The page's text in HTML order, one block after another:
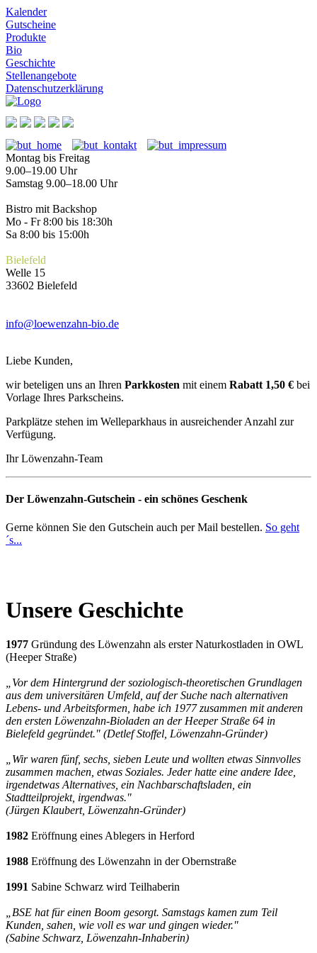
Kalender
Gutscheine
Produkte
Bio
Geschichte
Stellenangebote
Datenschutzerklärung
Montag bis Freitag
9.00–19.00 Uhr
Samstag 9.00–18.00 Uhr
Bistro mit Backshop
Mo - Fr 8:00 bis 18:30h
Sa 8:00 bis 15:00h
Bielefeld
Welle 15
33602 Bielefeld
info@loewenzahn-bio.de
Liebe Kunden,
wir beteligen uns an Ihren Parkkosten mit einem Rabatt 1,50 € bei
Vorlage Ihres Parkscheins.
Parkplätze stehen im Welleparkhaus in ausreichender Anzahl zur
Verfügung.
Ihr Löwenzahn-Team
Der Löwenzahn-Gutschein - ein schönes Geschenk
Gerne können Sie den Gutschein auch per Mail bestellen. So geht
´s...
Unsere Geschichte
1977 Gründung des Löwenzahn als erster Naturkostladen in OWL
(Heeper Straße)
„Vor dem Hintergrund der soziologisch-theoretischen Grundlagen
aus dem universitären Umfeld, auf der Suche nach alternativen
Lebens- und Arbeitsformen, habe ich 1977 zusammen mit anderen
den ersten Löwenzahn-Bioladen an der Heeper Straße 64 in
Bielefeld gegründet." (Detlef Stoffel, Löwenzahn-Gründer)
„Wir waren fünf, sechs, sieben Leute und wollten etwas Sinnvolles
zusammen machen, etwas Soziales. Jeder hatte eine andere Idee,
irgendetwas Alternatives, ein Nachbarschaftsladen, ein
Stadtteilprojekt, irgendwas."
(Jürgen Klaubert, Löwenzahn-Gründer)
1982 Eröffnung eines Ablegers in Herford
1988 Eröffnung des Löwenzahn in der Obernstraße
1991 Sabine Schwarz wird Teilhaberin
„BSE hat für einen Boom gesorgt. Samstags kamen zum Teil
Kunden, sahen, wie voll es war und gingen wieder."
(Sabine Schwarz, Löwenzahn-Inhaberin)